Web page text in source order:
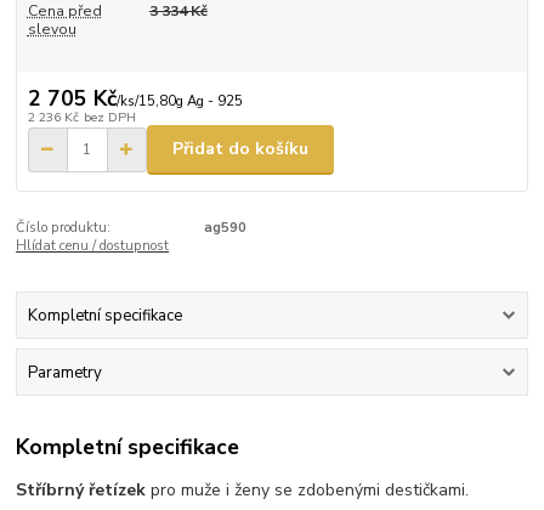
Cena před
slevou
3 334 Kč
2 705 Kč/ks/15,80g Ag - 925
2 236 Kč bez DPH
Přidat do košíku
Číslo produktu:
ag590
Hlídat cenu / dostupnost
Kompletní specifikace
Parametry
Kompletní specifikace
Stříbrný řetízek pro muže i ženy se zdobenými destičkami.